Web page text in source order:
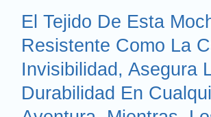
El Tejido De Esta
Resistente Como La
Invisibilidad, Asegura
Durabilidad En